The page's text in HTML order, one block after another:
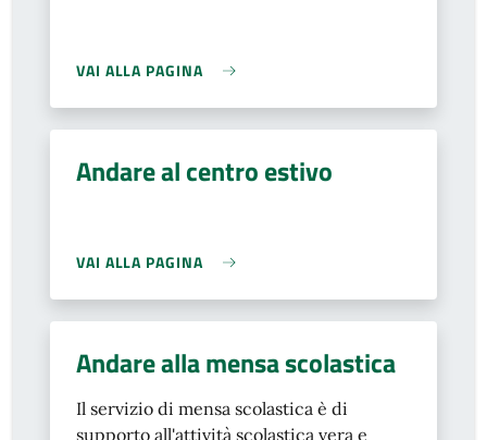
VAI ALLA PAGINA
Andare al centro estivo
VAI ALLA PAGINA
Andare alla mensa scolastica
Il servizio di mensa scolastica è di
supporto all'attività scolastica vera e